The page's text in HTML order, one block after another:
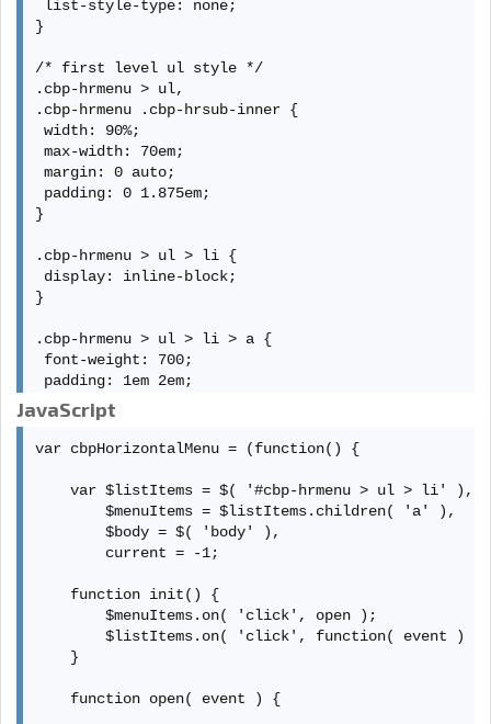
list-style-type: none;
}
/* first level ul style */
.cbp-hrmenu > ul,
.cbp-hrmenu .cbp-hrsub-inner {
width: 90%;
max-width: 70em;
margin: 0 auto;
padding: 0 1.875em;
}
.cbp-hrmenu > ul > li {
display: inline-block;
}
.cbp-hrmenu > ul > li > a {
font-weight: 700;
padding: 1em 2em;
color: #999;
display: inline-block;
}
.cbp-hrmenu > ul > li > a:hover {
color: #47a3da;
.cbp-hrmenu > ul > li.cbp-hropen > a:hover {
color: #fff;
background: #47a3da;
/* sub-menu */
JavaScript
var cbpHorizontalMenu = (function() {
    var $listItems = $( '#cbp-hrmenu > ul > li' ),
        $menuItems = $listItems.children( 'a' ),
        $body = $( 'body' ),
        current = -1;
    function init() {
        $menuItems.on( 'click', open );
$listItems.on( 'click', function( event )
    }
    function open( event ) {